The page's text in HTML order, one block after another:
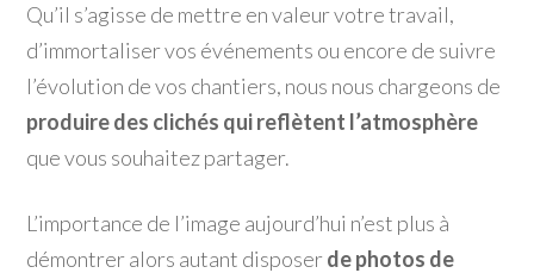
Qu’il s’agisse de mettre en valeur votre travail,
d’immortaliser vos événements ou encore de suivre
l’évolution de vos chantiers, nous nous chargeons de
produire des clichés qui reflètent l’atmosphère
que vous souhaitez partager.
L’importance de l’image aujourd’hui n’est plus à
démontrer alors autant disposerde photos de